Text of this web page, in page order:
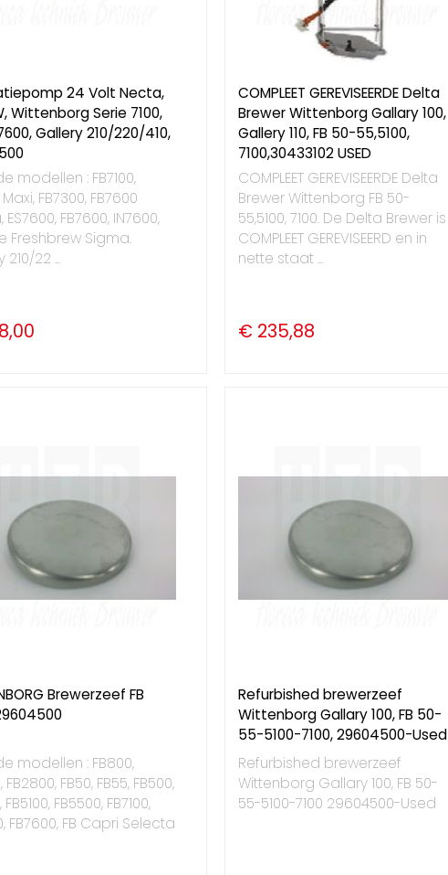
24 Volt Necta,
Wittenborg Serie 7100,
Gallery 210/220/410,
modellen : FB7100,
Maxi, FB7300, FB7600
FB7600, IN7600,
Freshbrew Sigma.
22 ...
COMPLEET GEREVISEERDE Delta
Brewer Wittenborg Gallary 100,
Gallery 110, FB 50-55,5100,
7100,30433102 USED
COMPLEET GEREVISEERDE Delta
Brewer Wittenborg FB 50-
55,5100, 7100. De Delta Brewer is
COMPLEET GEREVISEERD en in
nette staat ...
€ 235,88
Brewerzeef FB
modellen : FB800,
FB2800, FB50, FB55, FB500,
FB5100, FB5500, FB7100,
FB7600, FB Capri Selecta
Refurbished brewerzeef
Wittenborg Gallary 100, FB 50-
55-5100-7100, 29604500-Used
Refurbished brewerzeef
Wittenborg Gallary 100, FB 50-
55-5100-7100 29604500-Used